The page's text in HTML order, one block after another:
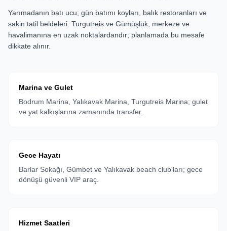
Yarımadanın batı ucu; gün batımı koyları, balık restoranları ve
sakin tatil beldeleri. Turgutreis ve Gümüşlük, merkeze ve
havalimanına en uzak noktalardandır; planlamada bu mesafe
dikkate alınır.
Marina ve Gulet
Bodrum Marina, Yalıkavak Marina, Turgutreis Marina; gulet
ve yat kalkışlarına zamanında transfer.
Gece Hayatı
Barlar Sokağı, Gümbet ve Yalıkavak beach club'ları; gece
dönüşü güvenli VIP araç.
Hizmet Saatleri